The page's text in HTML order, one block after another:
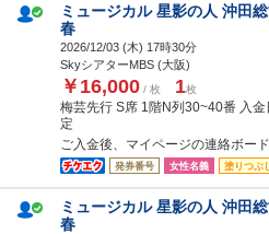
ミュージカル 星影の人 沖田
春
2026/12/03 (木) 17時30分
SkyシアターMBS (大阪)
￥16,000 / 枚 1枚
梅芸先行 S席 1階N列30~40番 入
定
ご入金後、マイページの連絡ボー
発券番号 女性名義 塗りつぶ
ミュージカル 星影の人 沖田
春